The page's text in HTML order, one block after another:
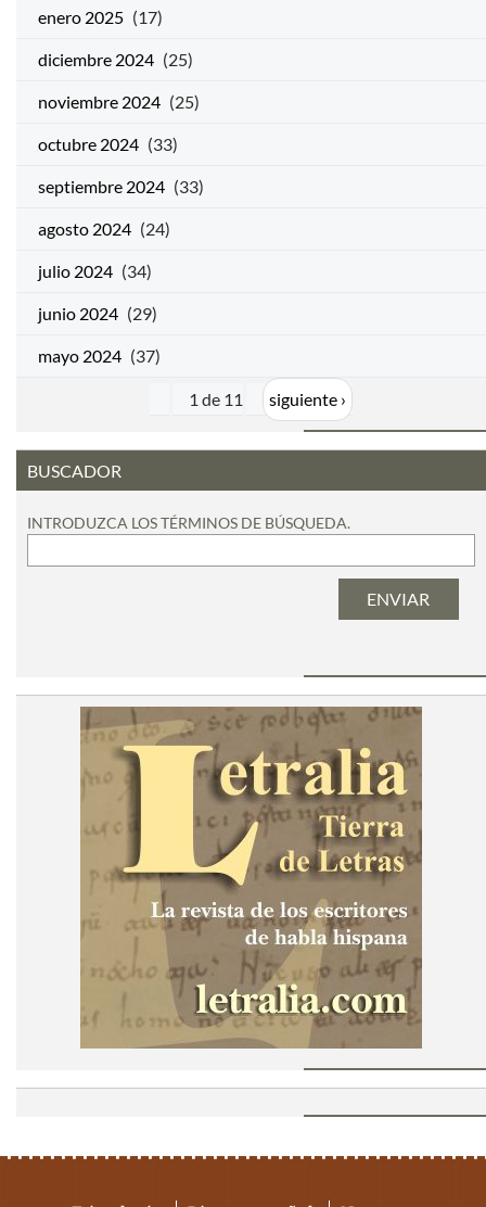
enero 2025 (17)
diciembre 2024 (25)
noviembre 2024 (25)
octubre 2024 (33)
septiembre 2024 (33)
agosto 2024 (24)
julio 2024 (34)
junio 2024 (29)
mayo 2024 (37)
1 de 11 siguiente ›
BUSCADOR
INTRODUZCA LOS TÉRMINOS DE BÚSQUEDA.